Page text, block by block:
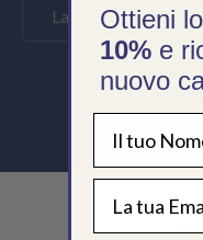
Dichiaro di
Ottieni lo
10%e
nuovo